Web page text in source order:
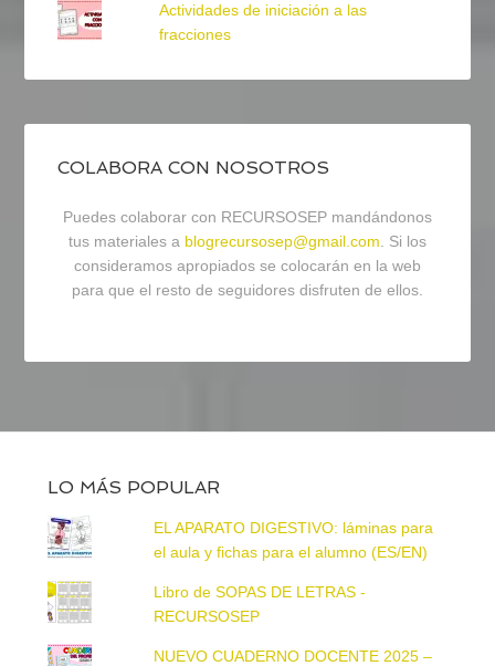
Actividades de iniciación a las
fracciones
COLABORA CON NOSOTROS
Puedes colaborar con RECURSOSEP mandándonos
tus materiales a blogrecursosep@gmail.com. Si los
consideramos apropiados se colocarán en la web
para que el resto de seguidores disfruten de ellos.
LO MÁS POPULAR
EL APARATO DIGESTIVO: láminas para
el aula y fichas para el alumno (ES/EN)
Libro de SOPAS DE LETRAS -
RECURSOSEP
NUEVO CUADERNO DOCENTE 2025 –